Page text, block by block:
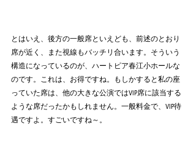
とはいえ、後方の一般席といえども、前述のとおり
席が近く、また視線もバッチリ合います。そういう
構造になっているのが、ハートピア春江小ホールな
のです。これは、お得ですね。もしかすると私の座
っていた席は、他の大きな公演ではVIP席に該当する
ような席だったかもしれません。一般料金で、VIP待
遇ですよ。すごいですね～。